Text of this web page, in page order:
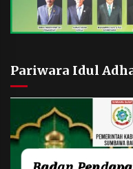
Pariwara Idul